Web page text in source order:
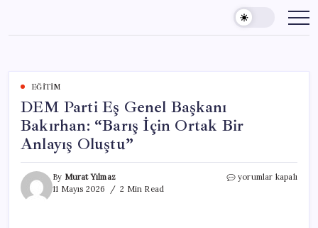
content
EĞITIM
DEM Parti Eş Genel Başkanı
Bakırhan: “Barış İçin Ortak Bir
Anlayış Oluştu”
By Murat Yılmaz
11 Mayıs 2026
2 Min Read
DEM
yorumlar kapalı